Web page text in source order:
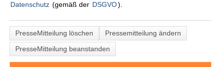
Datenschutz (gemäß der DSGVO).
PresseMitteilung löschen
Pressemitteilung ändern
PresseMitteilung beanstanden